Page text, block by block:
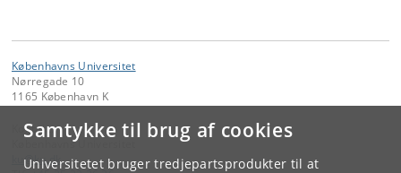
Samtykke til brug af cookies
Universitetet bruger tredjepartsprodukter til at
Københavns Universitet
Nørregade 10
1165 København K
Kontakt:
Københavns Universitet
@ku.dk